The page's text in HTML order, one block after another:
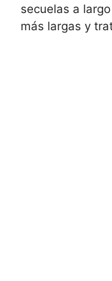
secuelas a
más largas y